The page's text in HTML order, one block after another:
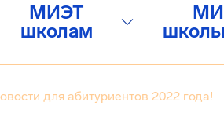
МИЭТ
школам
для абитуриентов 2022 года!